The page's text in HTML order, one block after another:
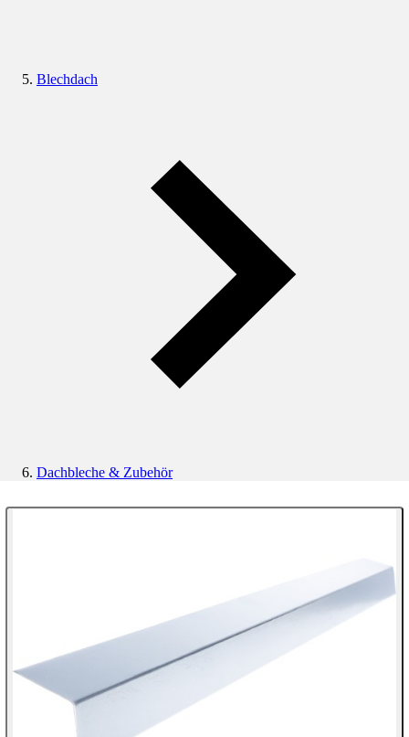
Blechdach
Dachbleche & Zubehör